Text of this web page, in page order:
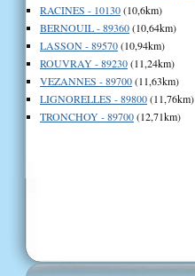
RACINES - 10130(10,6km)
BERNOUIL - 89360(10,64km)
LASSON - 89570(10,94km)
ROUVRAY - 89230(11,24km)
VEZANNES - 89700(11,63km)
LIGNORELLES - 89800(11,76km)
TRONCHOY - 89700(12,71km)